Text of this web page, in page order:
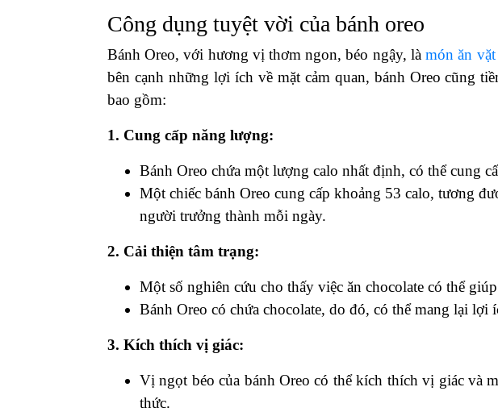
Công dụng tuyệt vời của bánh oreo
Bánh Oreo, với hương vị thơm ngon, béo ngậy, làmón ăn vặt
bên cạnh những lợi ích về mặt cảm quan, bánh Oreo cũng
bao gồm:
1. Cung cấp năng lượng:
Bánh Oreo chứa một lượng calo nhất định, có thể cung
Một chiếc bánh Oreo cung cấp khoảng 53 calo, tương
người trưởng thành mỗi ngày.
2. Cải thiện tâm trạng:
Một số nghiên cứu cho thấy việc ăn chocolate có thể
Bánh Oreo có chứa chocolate, do đó, có thể mang lại lợi
3. Kích thích vị giác:
Vị ngọt béo của bánh Oreo có thể kích thích vị giác và
thức.